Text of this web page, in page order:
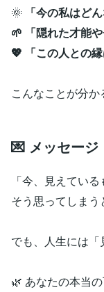
🌞
「今の私はど
🌱 「隠れた才能
💖 「この人との
こんなことが分か
💌 メッセージ
「今、見えている
そう思ってしまう
でも、人生には「
🌿 あなたの本当